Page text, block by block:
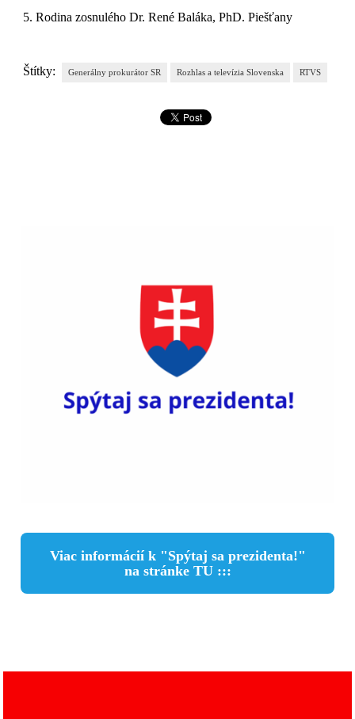
5. Rodina zosnulého Dr. René Baláka, PhD. Piešťany
Štítky: Generálny prokurátor SR Rozhlas a televízia Slovenska RTVS
Viac informácií k "Spýtaj sa prezidenta!"
na stránke TU :::